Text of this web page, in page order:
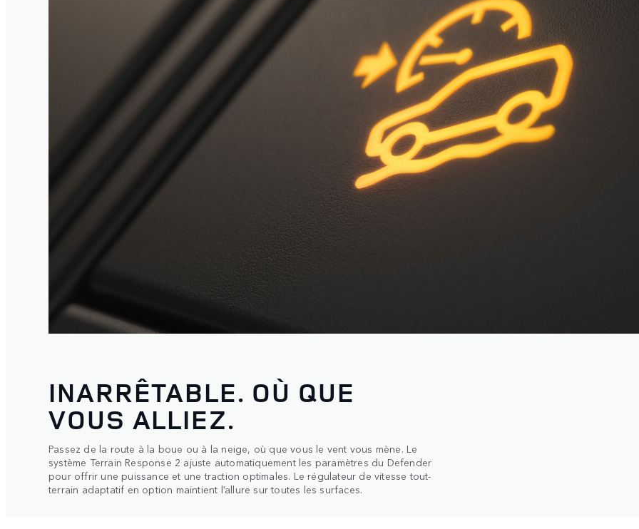
INARRÊTABLE. OÙ QUE
VOUS ALLIEZ.
Passez de la route à la boue ou à la neige, où que vous le vent vous mène. Le
système Terrain Response 2 ajuste automatiquement les paramètres du Defender
pour offrir une puissance et une traction optimales. Le régulateur de vitesse tout-
terrain adaptatif en option maintient l’allure sur toutes les surfaces.